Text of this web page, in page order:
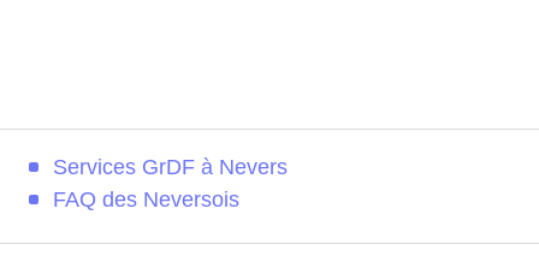
Services GrDF à Nevers
FAQ des Neversois